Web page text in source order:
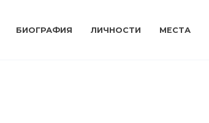
БИОГРАФИЯ ЛИЧНОСТИ МЕСТА